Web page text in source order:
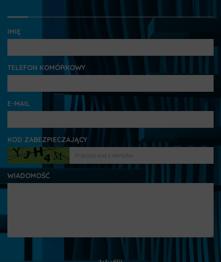
IMIĘ
TELEFON KOMÓRKOWY
E-MAIL
KOD ZABEZPIECZAJĄCY
WIADOMOŚĆ